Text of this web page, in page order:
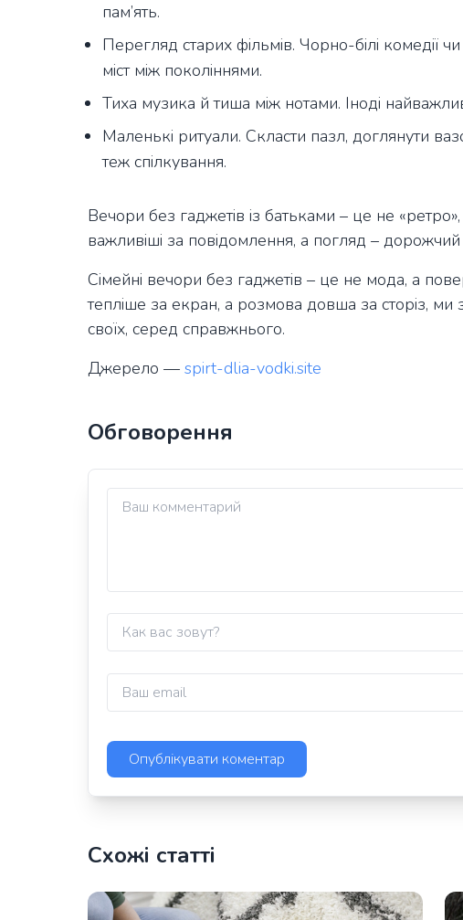
пам’ять.
Перегляд старих фільмів. Чорно-білі комедії
міст між поколіннями.
Тиха музика й тиша між нотами. Іноді
Маленькі ритуали. Скласти пазл, доглянути
теж спілкування.
Вечори без гаджетів із батьками – це не
важливіші за повідомлення, а погляд –
Сімейні вечори без гаджетів – це не мода, а
тепліше за екран, а розмова довша за сторіз,
своїх, серед справжнього.
Джерело — spirt-dlia-vodki.site
Обговорення
Схожі статті